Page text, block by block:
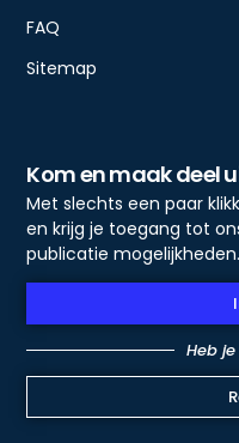
FAQ
Sitemap
Kom en maak deel
Met slechts een paar
en krijg je toegang tot
publicatie mogelijkheden.
Heb